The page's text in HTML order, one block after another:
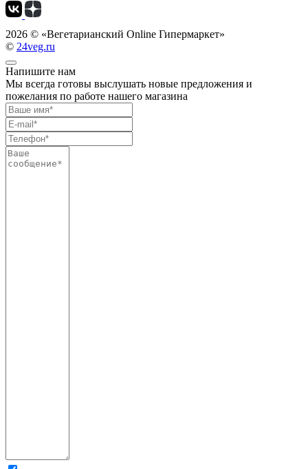
2026 © «Вегетарианский Online Гипермаркет»
© 24veg.ru
Напишите нам
Мы всегда готовы выслушать новые предложения и
пожелания по работе нашего магазина